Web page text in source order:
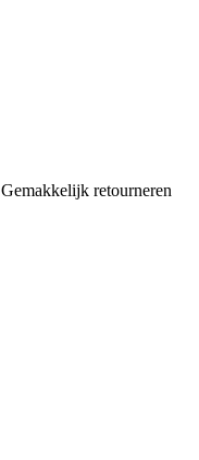
Gemakkelijk retourneren